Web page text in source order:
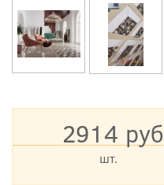
2914 руб
шт.